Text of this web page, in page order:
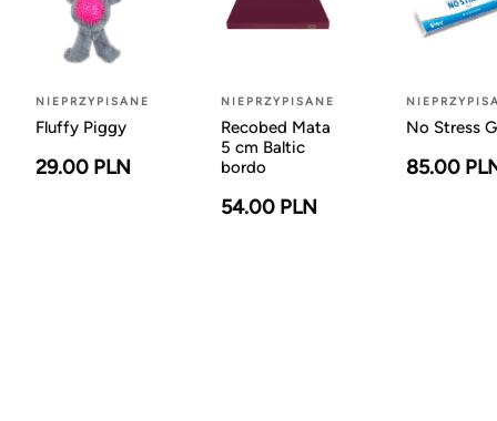
NIEPRZYPISANE
Fluffy Piggy
29.00 PLN
NIEPRZYPISANE
Recobed Mata
5 cm Baltic
bordo
54.00 PLN
No Stress
85.00